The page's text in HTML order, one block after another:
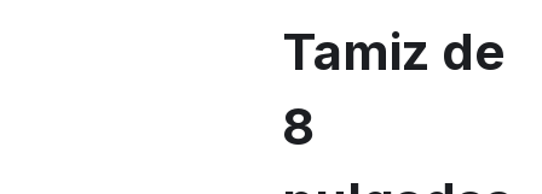
Tamiz de
8